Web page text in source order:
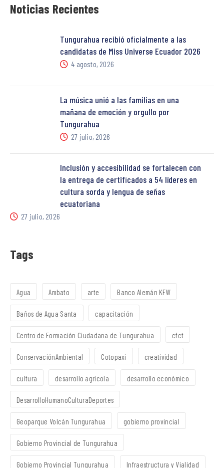
Noticias Recientes
Tungurahua recibió oficialmente a las
candidatas de Miss Universe Ecuador 2026
4 agosto, 2026
La música unió a las familias en una
mañana de emoción y orgullo por
Tungurahua
27 julio, 2026
Inclusión y accesibilidad se fortalecen con
la entrega de certificados a 54 líderes en
cultura sorda y lengua de señas
ecuatoriana
27 julio, 2026
Tags
Agua Ambato arte Banco Alemán KFW
Baños de Agua Santa capacitación
Centro de Formación Ciudadana de Tungurahua cfct
ConservaciónAmbiental Cotopaxi creatividad
cultura desarrollo agrícola desarrollo económico
DesarrolloHumanoCulturaDeportes
Geoparque Volcán Tungurahua gobierno provincial
Gobierno Provincial de Tungurahua
Gobierno Provincial Tungurahua Infraestructura y Vialidad